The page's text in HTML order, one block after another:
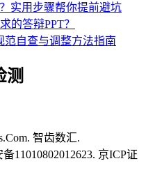
实用步骤帮你提前避坑
的答辩PPT？
范自查与调整方法指南
测
智齿数汇.
11010802012623. 京ICP证